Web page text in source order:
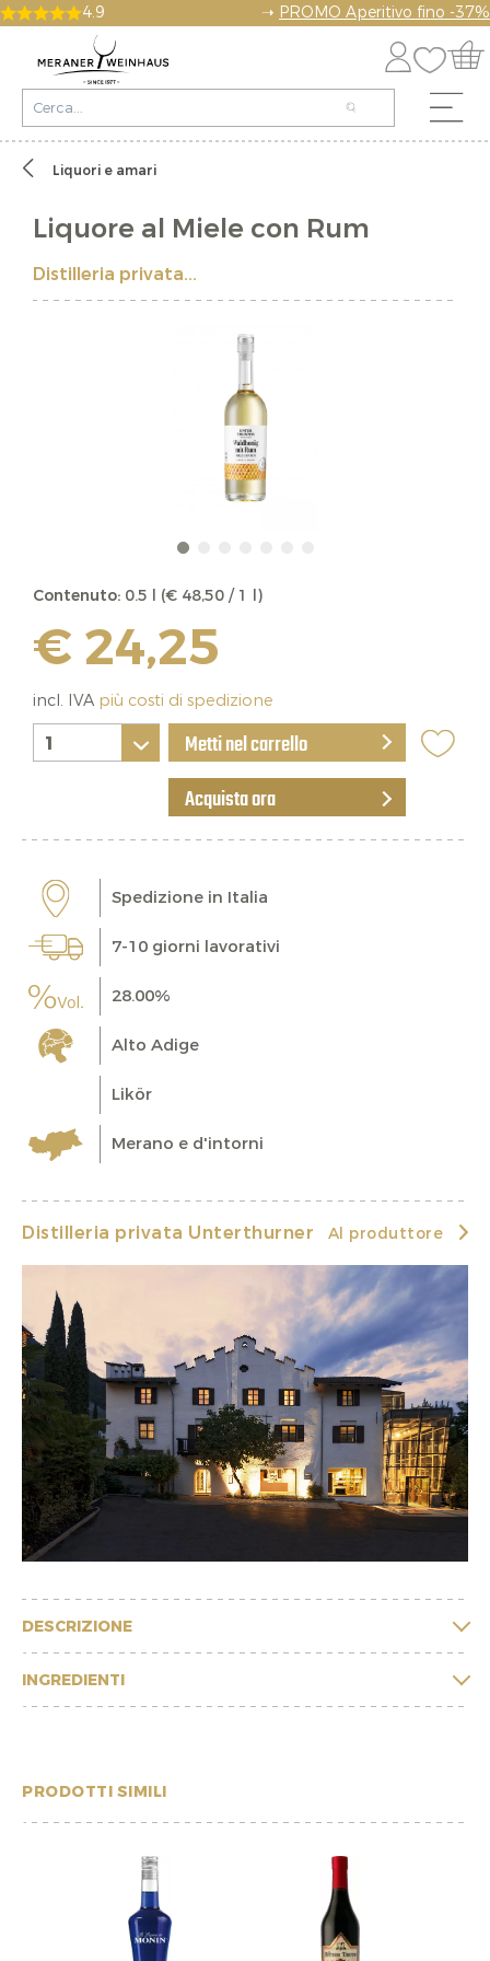
4.9 ➝ PROMO Aperitivo fino -37%
Liquori e amari
Liquore al Miele con Rum
Distilleria privata...
Contenuto: 0.5 l (€ 48,50 / 1 l)
€ 24,25
incl. IVA più costi di spedizione
Metti nel carrello
Acquista ora
Spedizione in Italia
7-10 giorni lavorativi
28.00%
Alto Adige
Likör
Merano e d'intorni
Distilleria privata Unterthurner Al produttore
DESCRIZIONE
INGREDIENTI
PRODOTTI SIMILI